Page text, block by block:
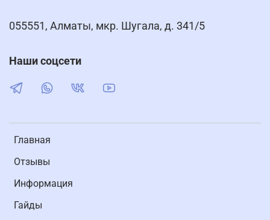
Главная
Отзывы
Информация
Гайды
055551, Алматы, мкр. Шугала, д. 341/5
Наши соцсети